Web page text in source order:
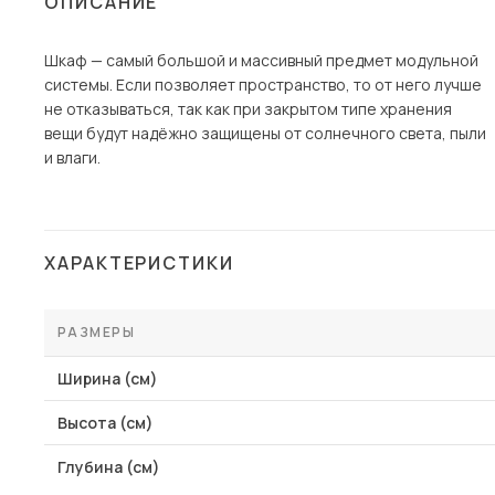
Шкафы и стеллажи
Вешалки и обувницы
Гарнитуры
Шкаф — самый большой и массивный предмет модульной
системы. Если позволяет пространство, то от него лучше
не отказываться, так как при закрытом типе хранения
вещи будут надёжно защищены от солнечного света, пыли
и влаги.
ХАРАКТЕРИСТИКИ
РАЗМЕРЫ
Ширина (см)
Высота (см)
Глубина (см)